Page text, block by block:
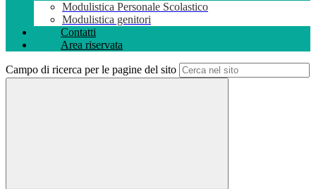
Modulistica Personale Scolastico
Modulistica genitori
Contatti
Area riservata
Campo di ricerca per le pagine del sito